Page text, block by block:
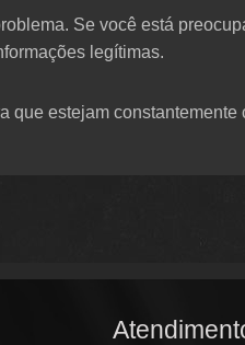
Se você está
legítimas.
que estejam constantemente